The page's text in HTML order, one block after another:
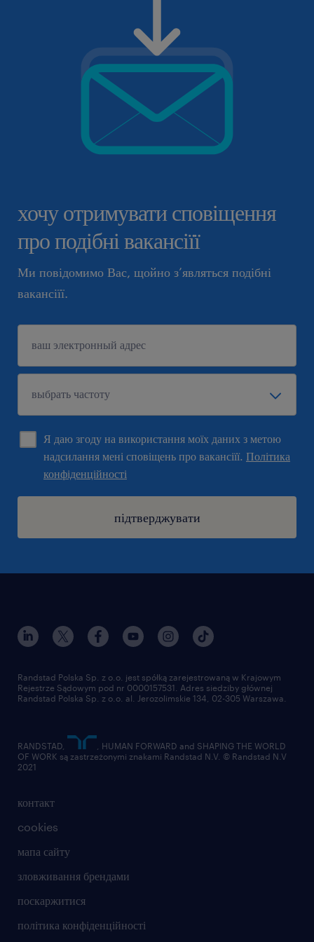
хочу отримувати сповіщення
про подібні вакансіїї
Ми повідомимо Вас, щойно з’являться подібні
вакансіїї.
Я даю згоду на використання моїх даних з метою
надсилання мені сповіщень про вакансіїї. Політика
конфіденційності
підтверджувати
контакт
cookies
мапа сайту
зловживання брендами
поскаржитися
політика конфіденційності
Randstad Polska Sp. z o.o. jest spółką zarejestrowaną w Krajowym
Rejestrze Sądowym pod nr 0000157531. Adres siedziby głównej
Randstad Polska Sp. z o.o. al. Jerozolimskie 134, 02-305 Warszawa.
RANDSTAD,
, HUMAN FORWARD and SHAPING THE WORLD
OF WORK są zastrzeżonymi znakami Randstad N.V. © Randstad N.V
2021